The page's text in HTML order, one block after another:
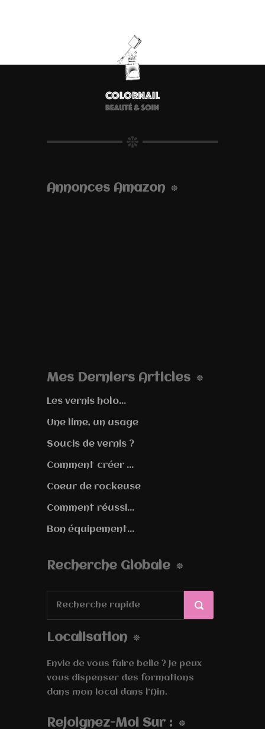
Annonces Amazon
Mes Derniers Articles
Les vernis holo...
Une lime, un usage
Soucis de vernis ?
Comment créer ...
Coeur de rockeuse
Comment réussi...
Bon équipement...
Recherche Globale
Localisation
Envie de vous faire belle ? Je peux
vous dispenser des formations
dans mon local dans l'Ain.
Rejoignez-Moi Sur :